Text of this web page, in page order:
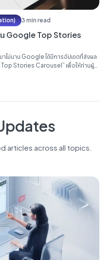
3 min read
น ‌‌Google Top Stories
าไม่นาน Google ได้มีการอัปเดตที่ส่งผล
Stories Carousel” เพื่อให้ท่านผู้
articles across all topics.